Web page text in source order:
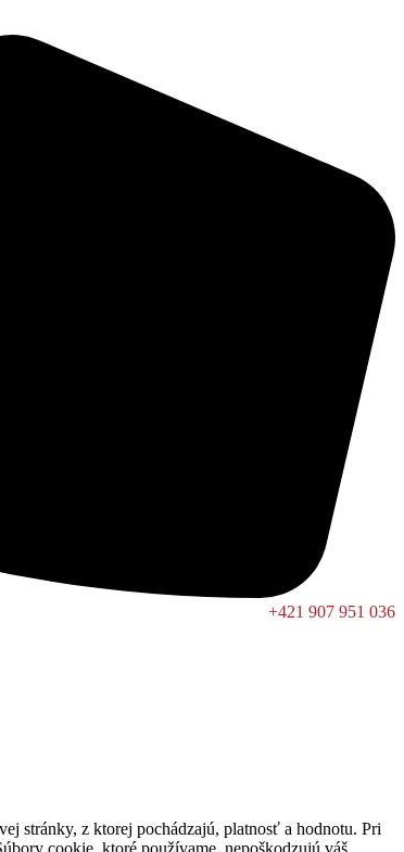
+421 907 951 036
stránky, z ktorej pochádzajú, platnosť a hodnotu. Pri
cookie, ktoré používame, nepoškodzujú váš